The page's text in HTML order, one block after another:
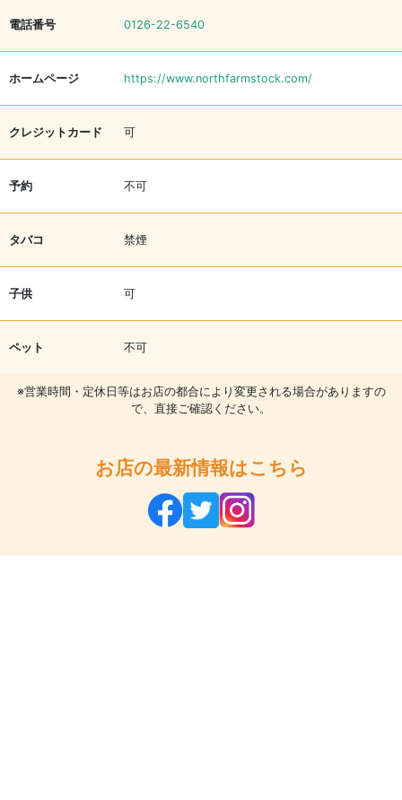
電話番号 0126-22-6540
ホームページ https://www.northfarmstock.com/
クレジットカード 可
予約 不可
タバコ 禁煙
子供 可
ペット 不可
※営業時間・定休日等はお店の都合により変更される場合がありますの
で、直接ご確認ください。
お店の最新情報はこちら